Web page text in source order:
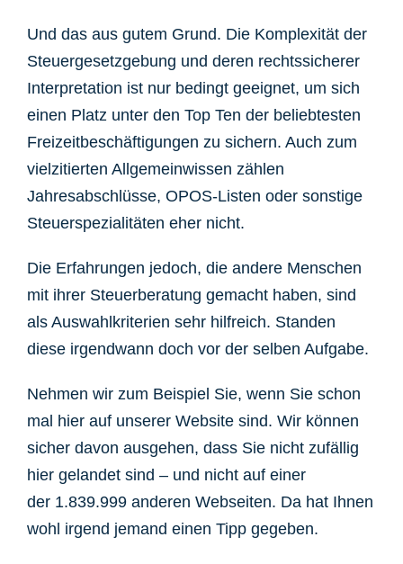
Und das aus gutem Grund. Die Komplexität der
Steuergesetzgebung und deren rechtssicherer
Interpretation ist nur bedingt geeignet, um sich
einen Platz unter den Top Ten der beliebtesten
Freizeitbeschäftigungen zu sichern. Auch zum
vielzitierten Allgemeinwissen zählen
Jahresabschlüsse, OPOS-Listen oder sonstige
Steuerspezialitäten eher nicht.
Die Erfahrungen jedoch, die andere Menschen
mit ihrer Steuerberatung gemacht haben, sind
als Auswahlkriterien sehr hilfreich. Standen
diese irgendwann doch vor der selben Aufgabe.
Nehmen wir zum Beispiel Sie, wenn Sie schon
mal hier auf unserer Website sind. Wir können
sicher davon ausgehen, dass Sie nicht zufällig
hier gelandet sind – und nicht auf einer
der 1.839.999 anderen Webseiten. Da hat Ihnen
wohl irgend jemand einen Tipp gegeben.